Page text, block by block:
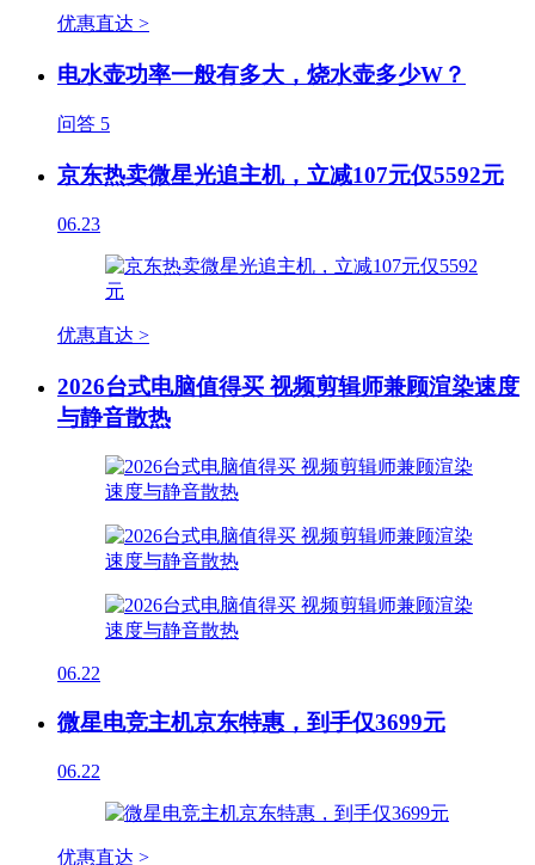
优惠直达 >
电水壶功率一般有多大，烧水壶多少W？
问答 5
京东热卖微星光追主机，立减107元仅5592元
06.23
优惠直达 >
2026台式电脑值得买 视频剪辑师兼顾渲染速度
与静音散热
06.22
微星电竞主机京东特惠，到手仅3699元
06.22
优惠直达 >